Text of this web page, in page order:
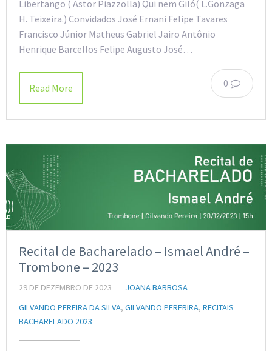
Libertango ( Astor Piazzolla) Qui nem Giló( L.Gonzaga
H. Teixeira.) Convidados José Ernani Felipe Tavares
Francisco Júnior Matheus Gabriel Jairo Antônio
Henrique Barcellos Felipe Augusto José…
0
Read More
Recital de Bacharelado – Ismael André –
Trombone – 2023
29 DE DEZEMBRO DE 2023
JOANA BARBOSA
GILVANDO PEREIRA DA SILVA, GILVANDO PERERIRA, RECITAIS
BACHARELADO 2023